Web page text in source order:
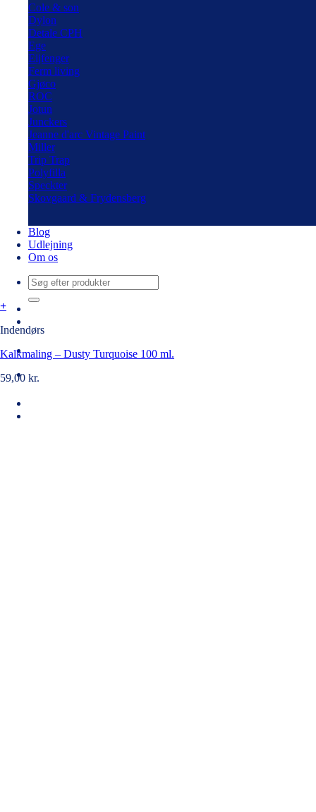
Cole & son
Dylon
Detale CPH
Ege
Eijfenger
Ferm living
Gjøco
ROC
Jotun
Junckers
Jeanne d'arc Vintage Paint
Miller
Trip Trap
Polyfilla
Speckter
Skovgaard & Frydensberg
Blog
Udlejning
Om os
Søg
efter:
+
Indendørs
Kalkmaling – Dusty Turquoise 100 ml.
59,00 kr.